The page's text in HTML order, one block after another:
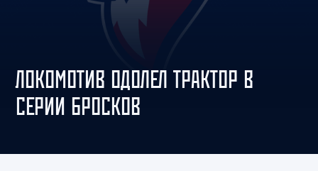
ЛОКОМОТИВ ОДОЛЕЛ ТРАКТОР В
СЕРИИ БРОСКОВ